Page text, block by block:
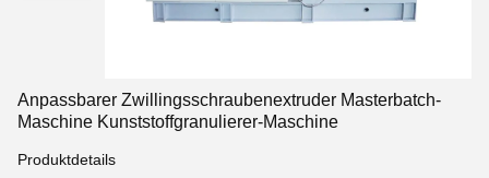
Anpassbarer Zwillingsschraubenextruder Masterbatch-
Maschine Kunststoffgranulierer-Maschine
Produktdetails